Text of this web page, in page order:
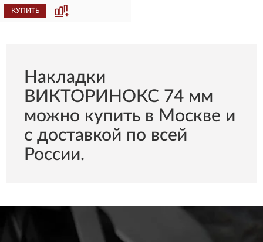
КУПИТЬ
Накладки
ВИКТОРИНОКС 74 мм
можно купить в Москве и
с доставкой по всей
России.